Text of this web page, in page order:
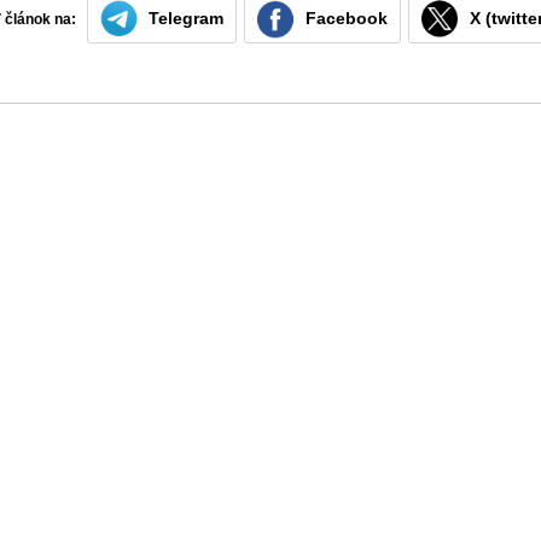
článok na: Telegram Facebook X